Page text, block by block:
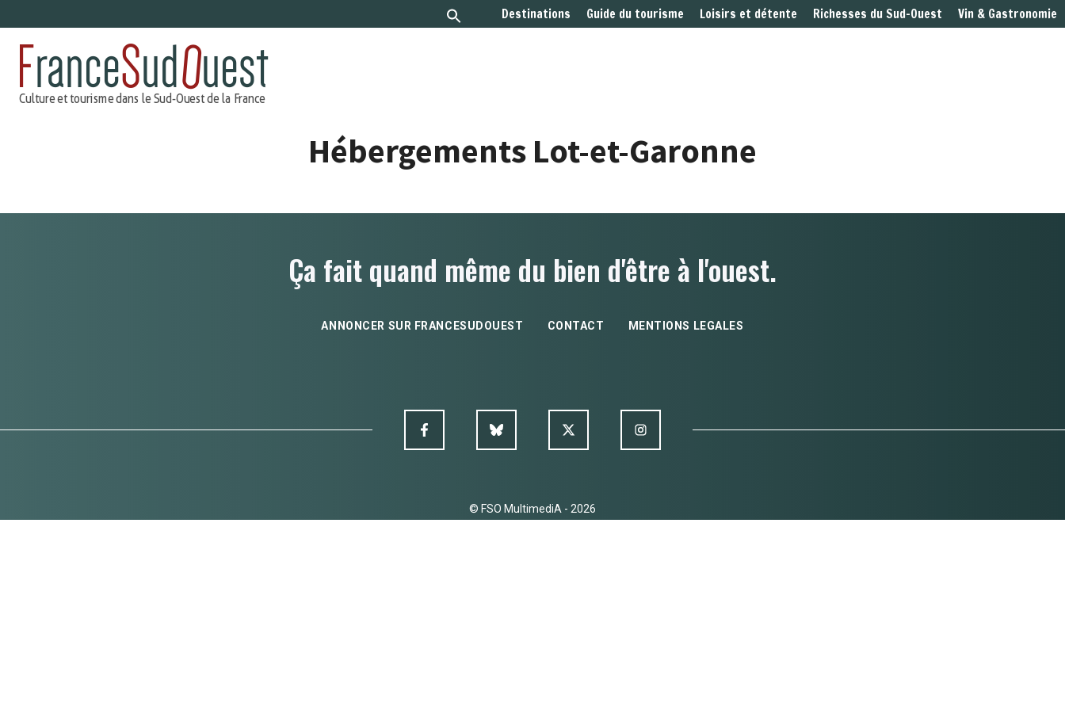
au
contenu
Destinations Guide du tourisme Loisirs et détente Richesses du Sud-Ouest Vin & Gastronomie
Hébergements Lot-et-Garonne
Ça fait quand même du bien d'être à l'ouest.
ANNONCER SUR FRANCESUDOUEST CONTACT MENTIONS LEGALES
© FSO MultimediA - 2026